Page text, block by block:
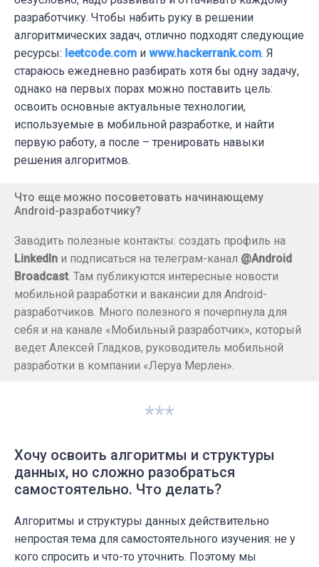
разработчику. Чтобы набить руку в решении
алгоритмических задач, отлично подходят следующие
ресурсы: leetcode.com и www.hackerrank.com. Я
стараюсь ежедневно разбирать хотя бы одну задачу,
однако на первых порах можно поставить цель:
освоить основные актуальные технологии,
используемые в мобильной разработке, и найти
первую работу, а после – тренировать навыки
решения алгоритмов.
Что еще можно посоветовать начинающему
Android-разработчику?
Заводить полезные контакты: создать профиль на
LinkedIn и подписаться на телеграм-канал @Android
Broadcast. Там публикуются интересные новости
мобильной разработки и вакансии для Android-
разработчиков. Много полезного я почерпнула для
себя и на канале «Мобильный разработчик», который
ведет Алексей Гладков, руководитель мобильной
разработки в компании «Леруа Мерлен».
***
Хочу освоить алгоритмы и структуры
данных, но сложно разобраться
самостоятельно. Что делать?
Алгоритмы и структуры данных действительно
непростая тема для самостоятельного изучения: не у
кого спросить и что-то уточнить. Поэтому мы